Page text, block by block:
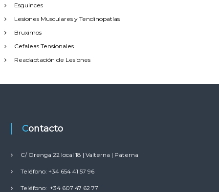
Esguinces
Lesiones Musculares y Tendinopatías
Bruximos
Cefaleas Tensionales
Readaptación de Lesiones
Contacto
C/ Orenga 22 local 18 | Valterna | Paterna
Teléfono: +34 654 41 57 96
Teléfono: +34 607 47 62 77